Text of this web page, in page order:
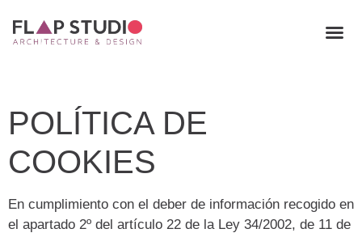
POLÍTICA DE
COOKIES
En cumplimiento con el deber de información recogido en
el apartado 2º del artículo 22 de la Ley 34/2002, de 11 de